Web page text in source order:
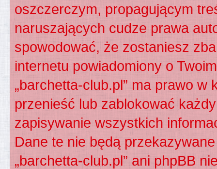
oszczerczym, propagującym
naruszających cudze prawa
spowodować, że zostaniesz
internetu powiadomiony o
„barchetta-club.pl” ma prawo
przenieść lub zablokować
zapisywanie wszystkich
Dane te nie będą
„barchetta-club.pl” ani phpBB